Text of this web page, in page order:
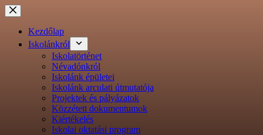
Ugrás
a
tartalomraKezdőlap
Iskolánkról
Iskolatörténet
Névadónkról
Iskolánk épületei
Iskolánk arculati útmutatója
Projektek és pályázatok
Közzétett dokumentumok
Kiértékelés
Iskolai oktatási program